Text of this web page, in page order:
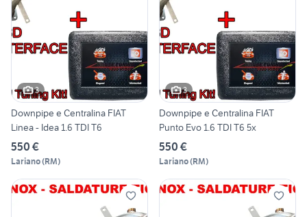
3
Downpipe e Centralina FIAT
Linea - Idea 1.6 TDI T6
550 €
Lariano(RM)
3
Downpipe e Centralina FIAT
Punto Evo 1.6 TDI T6 5x
550 €
Lariano(RM)